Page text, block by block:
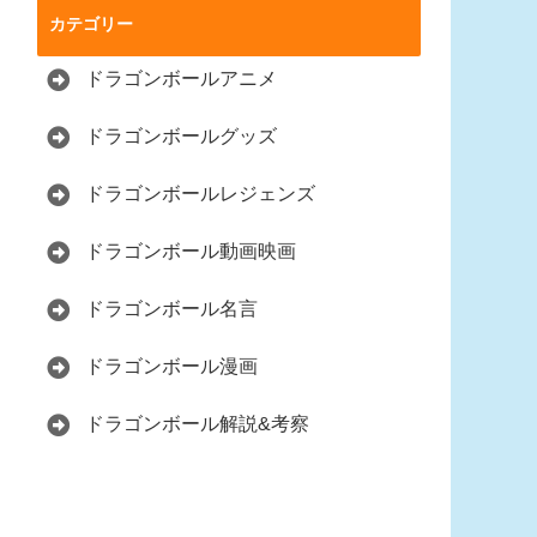
カテゴリー
ドラゴンボールアニメ
ドラゴンボールグッズ
ドラゴンボールレジェンズ
ドラゴンボール動画映画
ドラゴンボール名言
ドラゴンボール漫画
ドラゴンボール解説&考察